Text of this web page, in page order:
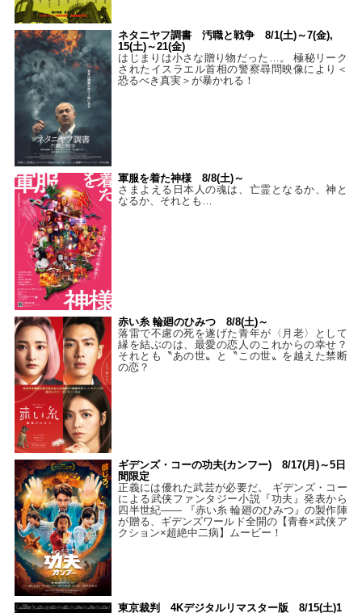
ネタニヤフ調書 汚職と戦争 8/1(土)～7(金),
15(土)～21(金)
はじまりは小さな贈り物だった…。 極秘リーク
されたイスラエル首相の警察尋問映像により＜
恐るべき真実＞が暴かれる！
軍服を着た神様 8/8(土)～
さまよえる日本人の魂は、亡霊となるか、神と
なるか、それとも…
赤い糸 輪廻のひみつ 8/8(土)～
落雷で不慮の死を遂げた青年が〈月老〉として
縁を結ぶのは、最愛の恋人のこれからの幸せ？
それとも〝あの世〟と〝この世〟を越えた禁断
の恋？
ギデンズ・コーの功夫(カンフー) 8/17(月)～5日
間限定
正義には優れた武芸が必要だ。 ギデンズ・コー
による武侠ファンタジー小説『功夫』発表から
四半世紀―― 『赤い糸 輪廻のひみつ』の製作陣
が贈る、ギデンズワールド全開の【青春×武侠ア
クション×超絶中二病】ムービー！
東京裁判 4Kデジタルリマスター版 8/15(土)1